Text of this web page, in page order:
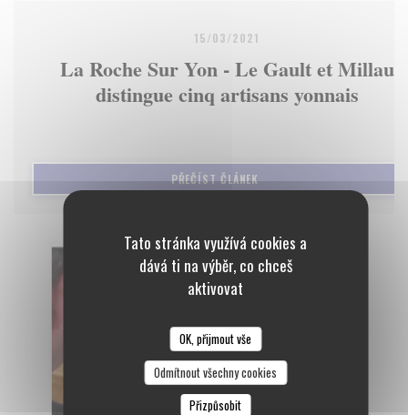
Tato stránka využívá cookies a
dává ti na výběr, co chceš
aktivovat
OK, přijmout vše
Odmítnout všechny cookies
Přizpůsobit
15/03/2021
La Roche Sur Yon - Le Gault et Millau
distingue cinq artisans yonnais
PŘEČÍST ČLÁNEK((OTEVŘE SE V NOVÉM